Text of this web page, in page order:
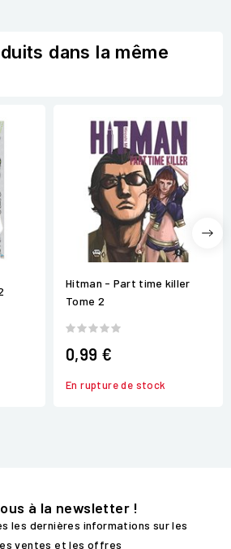
dans la même
Hitman - Part time killer
Tome 2
0,99 €
En rupture de stock
à la newsletter !
les dernières informations sur les
ventes et les offres